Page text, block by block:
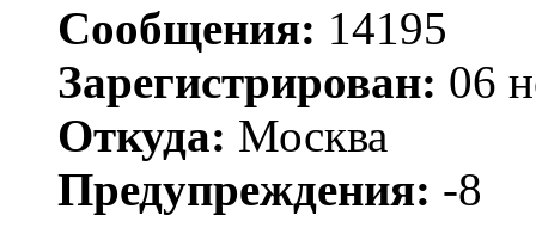
Сообщения: 14195
Зарегистрирован: 06
Откуда: Москва
Предупреждения: -8